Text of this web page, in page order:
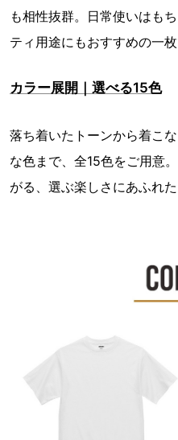
も相性抜群。日常使いはも
ティ用途にもおすすめの一枚
カラー展開｜選べる15色
落ち着いたトーンから着こ
な色まで、全15色をご用意
がる、選ぶ楽しさにあふれ